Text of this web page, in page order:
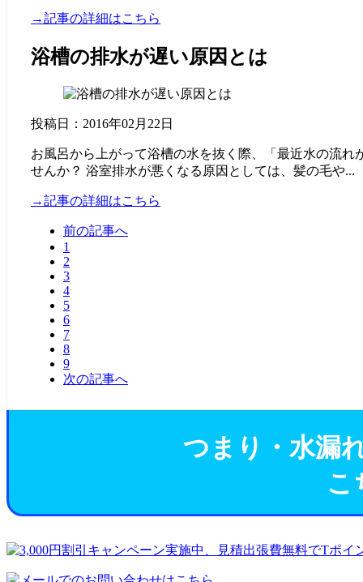
→記事の詳細はこちら
浴槽の排水が遅い原因とは
投稿日：2016年02月22日
お風呂から上がって浴槽の水を抜く際、「最近水の流れ
せんか？ 浴室排水が悪くなる原因としては、髪の毛や...
→記事の詳細はこちら
前の記事へ
1
2
3
4
5
6
7
8
9
次の記事へ
つまり・水漏
こ